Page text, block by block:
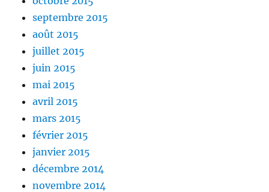
septembre 2015
août 2015
juillet 2015
juin 2015
mai 2015
avril 2015
mars 2015
février 2015
janvier 2015
décembre 2014
novembre 2014